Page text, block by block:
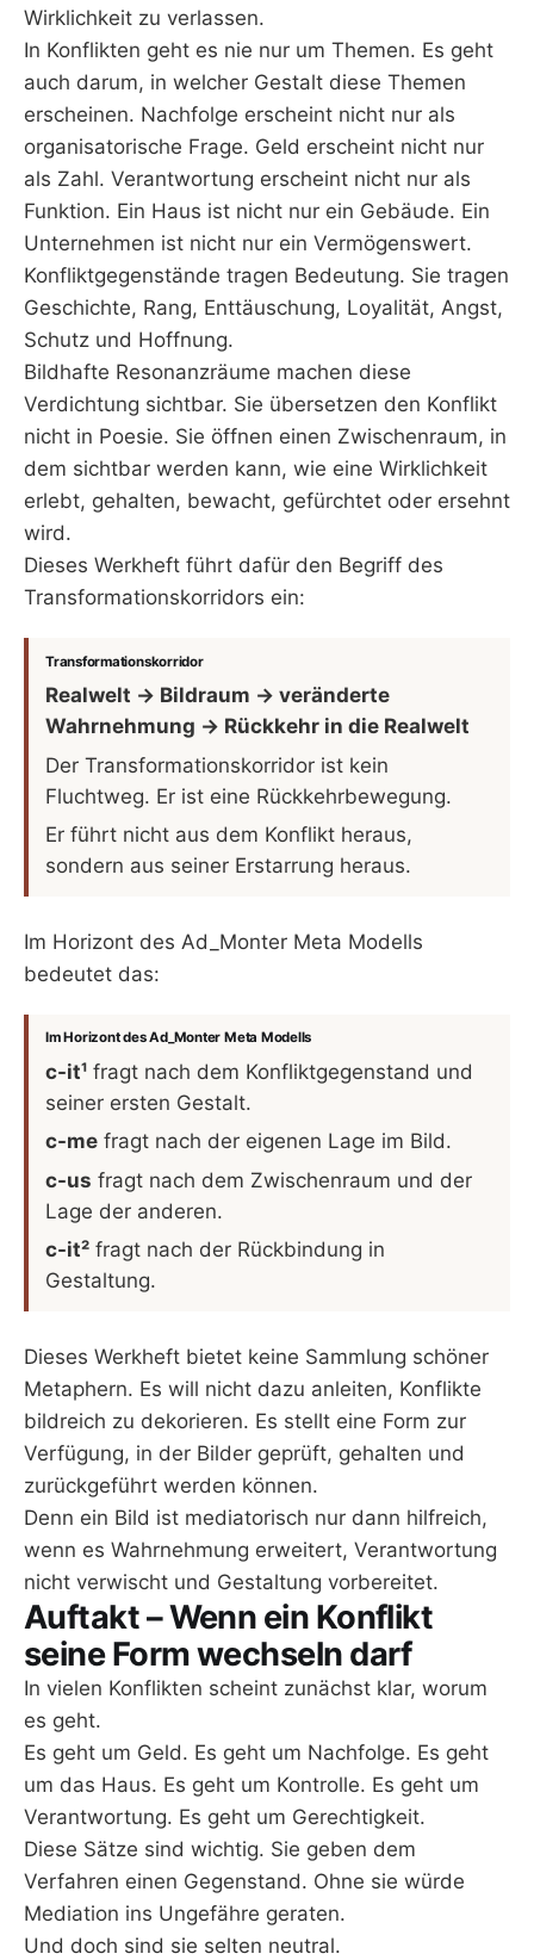
Wirklichkeit zu verlassen.
In Konflikten geht es nie nur um Themen. Es geht
auch darum, in welcher Gestalt diese Themen
erscheinen. Nachfolge erscheint nicht nur als
organisatorische Frage. Geld erscheint nicht nur
als Zahl. Verantwortung erscheint nicht nur als
Funktion. Ein Haus ist nicht nur ein Gebäude. Ein
Unternehmen ist nicht nur ein Vermögenswert.
Konfliktgegenstände tragen Bedeutung. Sie tragen
Geschichte, Rang, Enttäuschung, Loyalität, Angst,
Schutz und Hoffnung.
Bildhafte Resonanzräume machen diese
Verdichtung sichtbar. Sie übersetzen den Konflikt
nicht in Poesie. Sie öffnen einen Zwischenraum, in
dem sichtbar werden kann, wie eine Wirklichkeit
erlebt, gehalten, bewacht, gefürchtet oder ersehnt
wird.
Dieses Werkheft führt dafür den Begriff des
Transformationskorridors ein:
Transformationskorridor
Realwelt → Bildraum → veränderte
Wahrnehmung → Rückkehr in die Realwelt
Der Transformationskorridor ist kein
Fluchtweg. Er ist eine Rückkehrbewegung.
Er führt nicht aus dem Konflikt heraus,
sondern aus seiner Erstarrung heraus.
Im Horizont des Ad_Monter Meta Modells
bedeutet das:
Im Horizont des Ad_Monter Meta Modells
c-it¹ fragt nach dem Konfliktgegenstand und
seiner ersten Gestalt.
c-me fragt nach der eigenen Lage im Bild.
c-us fragt nach dem Zwischenraum und der
Lage der anderen.
c-it² fragt nach der Rückbindung in
Gestaltung.
Dieses Werkheft bietet keine Sammlung schöner
Metaphern. Es will nicht dazu anleiten, Konflikte
bildreich zu dekorieren. Es stellt eine Form zur
Verfügung, in der Bilder geprüft, gehalten und
zurückgeführt werden können.
Denn ein Bild ist mediatorisch nur dann hilfreich,
wenn es Wahrnehmung erweitert, Verantwortung
nicht verwischt und Gestaltung vorbereitet.
Auftakt – Wenn ein Konflikt
seine Form wechseln darf
In vielen Konflikten scheint zunächst klar, worum
es geht.
Es geht um Geld. Es geht um Nachfolge. Es geht
um das Haus. Es geht um Kontrolle. Es geht um
Verantwortung. Es geht um Gerechtigkeit.
Diese Sätze sind wichtig. Sie geben dem
Verfahren einen Gegenstand. Ohne sie würde
Mediation ins Ungefähre geraten.
Und doch sind sie selten neutral.